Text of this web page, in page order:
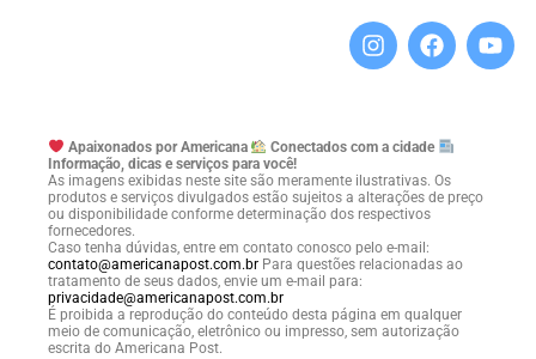
Apaixonados por Americana
Conectados com a cidade
Informação, dicas e serviços para você!
As imagens exibidas neste site são meramente ilustrativas. Os
produtos e serviços divulgados estão sujeitos a alterações de preço
ou disponibilidade conforme determinação dos respectivos
fornecedores.
Caso tenha dúvidas, entre em contato conosco pelo e-mail:
contato@americanapost.com.br Para questões relacionadas ao
tratamento de seus dados, envie um e-mail para:
privacidade@americanapost.com.br
É proibida a reprodução do conteúdo desta página em qualquer
meio de comunicação, eletrônico ou impresso, sem autorização
escrita do Americana Post.